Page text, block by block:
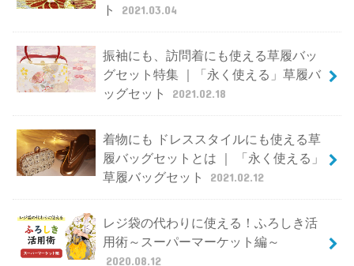
ト
2021.03.04
振袖にも、訪問着にも使える草履バッ
グセット特集 ｜「永く使える」草履バ
ッグセット
2021.02.18
着物にも ドレススタイルにも使える草
履バッグセットとは ｜ 「永く使える」
草履バッグセット
2021.02.12
レジ袋の代わりに使える！ふろしき活
用術～スーパーマーケット編～
2020.08.12